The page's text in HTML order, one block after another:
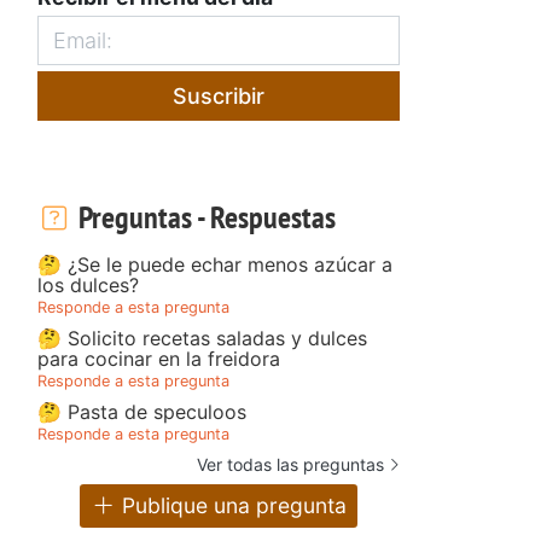
Suscribir
Preguntas - Respuestas
🤔 ¿Se le puede echar menos azúcar a
los dulces?
Responde a esta pregunta
🤔 Solicito recetas saladas y dulces
para cocinar en la freidora
Responde a esta pregunta
🤔 Pasta de speculoos
Responde a esta pregunta
Ver todas las preguntas
Publique una pregunta